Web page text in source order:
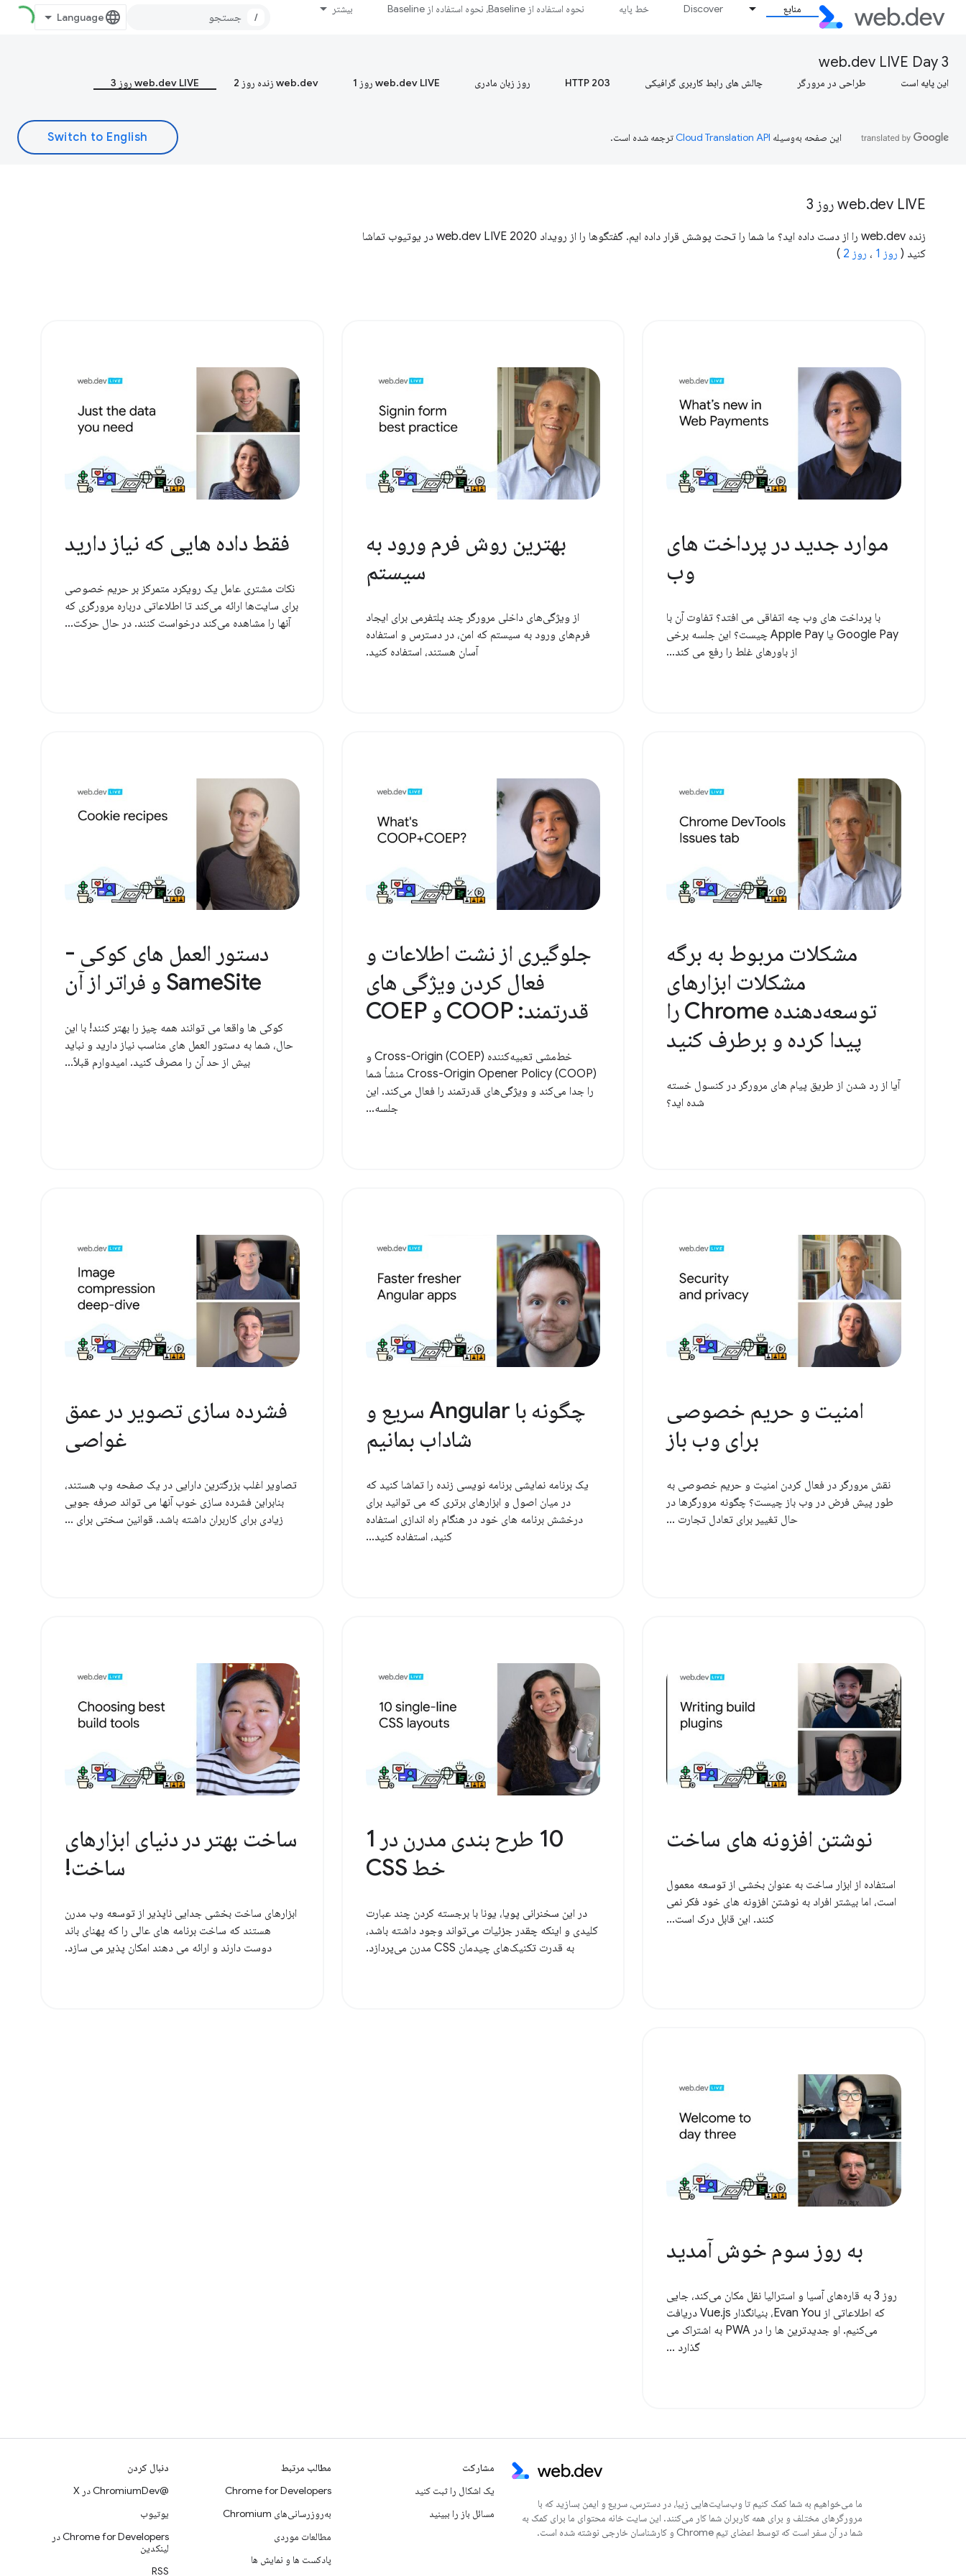
منابع Discover خط پایه نحوه استفاده از Baseline، نحوه استفاده از Baseline بیشتر
/
web.dev LIVE Day 3
این پایه است طراحی در مرورگر چالش های رابط کاربری گرافیکی HTTP 203 روز زبان مادری web.dev LIVE روز 1 web.dev زنده روز 2 web.dev LIVE روز 3
این صفحه به‌وسیله ترجمه شده است.
web.dev LIVE روز 3
زنده web.dev را از دست داده اید؟ ما شما را تحت پوشش قرار داده ایم. گفتگوها را از رویداد web.dev LIVE 2020 در یوتیوب تماشا
کنید ( روز 1 ، روز 2 )
موارد جدید در پرداخت های
وب
با پرداخت های وب چه اتفاقی می افتد؟ تفاوت آن با
Google Pay یا Apple Pay چیست؟ این جلسه برخی
از باورهای غلط را رفع می کند...
بهترین روش فرم ورود به
سیستم
از ویژگی‌های داخلی مرورگر چند پلتفرمی برای ایجاد
فرم‌های ورود به سیستم که امن، در دسترس و استفاده
آسان هستند، استفاده کنید.
فقط داده هایی که نیاز دارید
نکات مشتری عامل یک رویکرد متمرکز بر حریم خصوصی
برای سایت‌ها ارائه می‌کند تا اطلاعاتی درباره مرورگری که
آنها را مشاهده می‌کند درخواست کنند. در حال حرکت...
مشکلات مربوط به برگه
مشکلات ابزارهای
توسعه‌دهنده Chrome را
پیدا کرده و برطرف کنید
آیا از رد شدن از طریق پیام های مرورگر در کنسول خسته
شده اید؟
جلوگیری از نشت اطلاعات و
فعال کردن ویژگی های
قدرتمند: COOP و COEP
خط‌مشی تعبیه‌کننده Cross-Origin (COEP) و
Cross-Origin Opener Policy (COOP) منشأ شما
را جدا می‌کند و ویژگی‌های قدرتمند را فعال می‌کند. این
جلسه...
دستور العمل های کوکی -
SameSite و فراتر از آن
کوکی ها واقعا می توانند همه چیز را بهتر کنند! با این
حال، شما به دستور العمل های مناسب نیاز دارید و نباید
بیش از حد آن را مصرف کنید. امیدوارم قبلاً...
امنیت و حریم خصوصی
برای وب باز
نقش مرورگر در فعال کردن امنیت و حریم خصوصی به
طور پیش فرض در وب باز چیست؟ چگونه مرورگرها در
حال تغییر برای تعادل تجارت ...
چگونه با Angular سریع و
شاداب بمانیم
یک برنامه نمایشی برنامه نویسی زنده را تماشا کنید که
در میان اصول و ابزارهای برتری که می توانید برای
درخشش برنامه های خود در هنگام راه اندازی استفاده
کنید، استفاده کنید...
فشرده سازی تصویر در عمق
غواصی
تصاویر اغلب بزرگترین دارایی در یک صفحه وب هستند،
بنابراین فشرده سازی خوب آنها می تواند صرفه جویی
زیادی برای کاربران داشته باشد. قوانین سختی برای ...
نوشتن افزونه های ساخت
استفاده از ابزار ساخت به عنوان بخشی از توسعه معمول
است، اما بیشتر افراد به نوشتن افزونه های خود فکر نمی
کنند. این قابل درک است...
10 طرح بندی مدرن در 1
خط CSS
در این سخنرانی پویا، یونا با برجسته کردن چند عبارت
کلیدی و اینکه چقدر جزئیات می‌تواند وجود داشته باشد،
به قدرت تکنیک‌های چیدمان CSS مدرن می‌پردازد.
ساخت بهتر در دنیای ابزارهای
ساخت!
ابزارهای ساخت بخشی جدایی ناپذیر از توسعه وب مدرن
هستند که ساخت برنامه های عالی را که پهنای باند
دوست دارند و ارائه می دهند امکان پذیر می سازد.
به روز سوم خوش آمدید
روز 3 به قاره‌های آسیا و استرالیا نقل مکان می‌کند، جایی
که اطلاعاتی از Evan You، بنیانگذار Vue.js دریافت
می‌کنیم. او جدیدترین ها را در PWA به اشتراک می
گذارد ...
ما می‌خواهیم به شما کمک کنیم تا وب‌سایت‌هایی زیبا، در دسترس، سریع و ایمن بسازید که با
مرورگرهای مختلف و برای همه کاربران شما کار می‌کنند. این سایت خانه محتوای ما برای کمک به
شما در آن سفر است که توسط اعضای تیم Chrome و کارشناسان خارجی نوشته شده است.
مشارکت
یک اشکال را ثبت کنید
مسائل باز را ببینید
مطالب مرتبط
Chrome for Developers
به‌روزرسانی‌های Chromium
مطالعات موردی
پادکست ها و نمایش ها
دنبال کردن
@ChromiumDev در X
یوتیوب
Chrome for Developers در
لینکدین
RSS